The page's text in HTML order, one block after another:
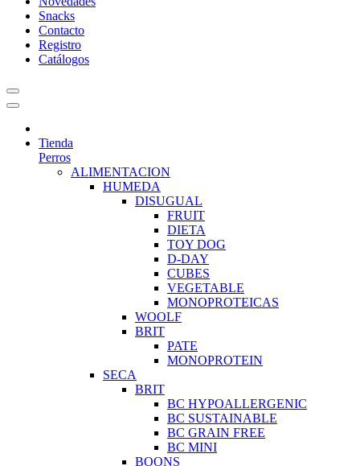
Snacks
Contacto
Registro
Catálogos
Tienda
Perros
ALIMENTACION
HUMEDA
DISUGUAL
FRUIT
DIETA
TOY DOG
D-DAY
CUBES
VEGETABLE
MONOPROTEICAS
WOOLF
BRIT
PATE
MONOPROTEIN
SECA
BRIT
BC HYPOALLERGENIC
BC SUSTAINABLE
BC GRAIN FREE
BC MINI
BOONS